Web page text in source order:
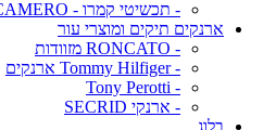
- תכשיטי קמרו - CAMERO
ארנקים תיקים ומוצרי עור
- RONCATO מזוודות
- Tommy Hilfiger ארנקים
- Tony Perotti
- ארנקי SECRID
בלוג